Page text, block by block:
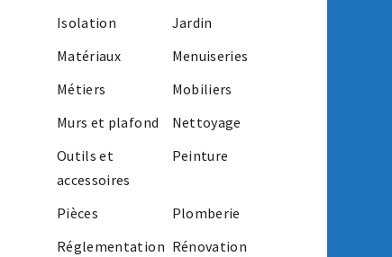
Isolation
Jardin
Matériaux
Menuiseries
Métiers
Mobiliers
Murs et plafond
Nettoyage
Outils et
accessoires
Peinture
Pièces
Plomberie
Réglementation Rénovation